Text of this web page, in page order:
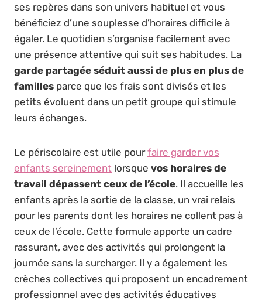
ses repères dans son univers habituel et vous
bénéficiez d’une souplesse d’horaires difficile à
égaler. Le quotidien s’organise facilement avec
une présence attentive qui suit ses habitudes. La
garde partagée séduit aussi de plus en plus de
familles parce que les frais sont divisés et les
petits évoluent dans un petit groupe qui stimule
leurs échanges.
Le périscolaire est utile pourfaire garder vos
enfants sereinement lorsque vos horaires de
travail dépassent ceux de l’école. Il accueille les
enfants après la sortie de la classe, un vrai relais
pour les parents dont les horaires ne collent pas à
ceux de l’école. Cette formule apporte un cadre
rassurant, avec des activités qui prolongent la
journée sans la surcharger. Il y a également les
crèches collectives qui proposent un encadrement
professionnel avec des activités éducatives